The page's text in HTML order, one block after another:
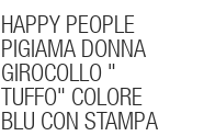
HAPPY PEOPLE
PIGIAMA DONNA
GIROCOLLO "
TUFFO" COLORE
BLU CON STAMPA